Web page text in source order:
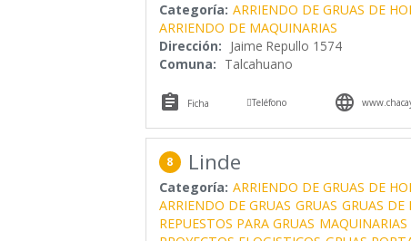
Categoría: ARRIENDO DE GRUAS DE
ARRIENDO DE MAQUINARIAS
Dirección: Jaime Repullo 1574
Comuna: Talcahuano
 Ficha Teléfono 
8 Linde
Categoría: ARRIENDO DE GRUAS DE
ARRIENDO DE GRUAS GRUAS GRUAS DE
REPUESTOS PARA GRUAS MAQUINARIAS